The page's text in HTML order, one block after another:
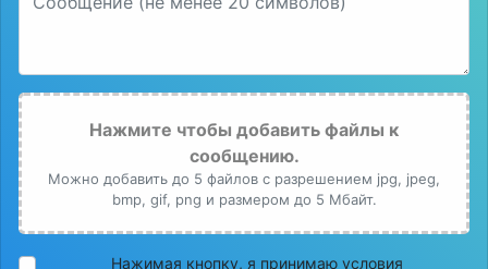
Нажмите чтобы добавить файлы к
сообщению.
Можно добавить до 5 файлов с разрешением jpg, jpeg,
bmp, gif, png и размером до 5 Мбайт.
Нажимая кнопку, я принимаю условия